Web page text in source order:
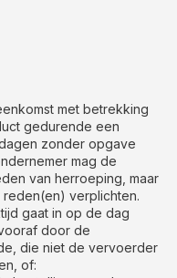
met betrekking
gedurende een
zonder opgave
mag de
van herroeping, maar
verplichten.
gaat in op de dag
door de
die niet de vervoerder
of: